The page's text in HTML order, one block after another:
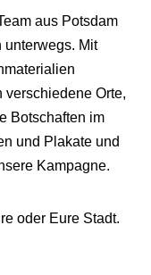
aus Potsdam
unterwegs. Mit
verschiedene Orte,
Botschaften im
und Plakate und
Kampagne.
oder Eure Stadt.